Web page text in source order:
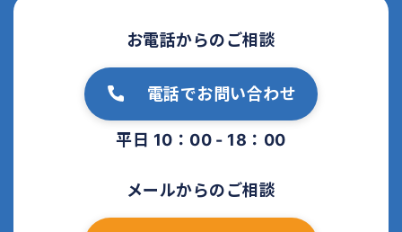
お電話からのご相談
電話でお問い合わせ
平日 10：00 - 18：00
メールからのご相談